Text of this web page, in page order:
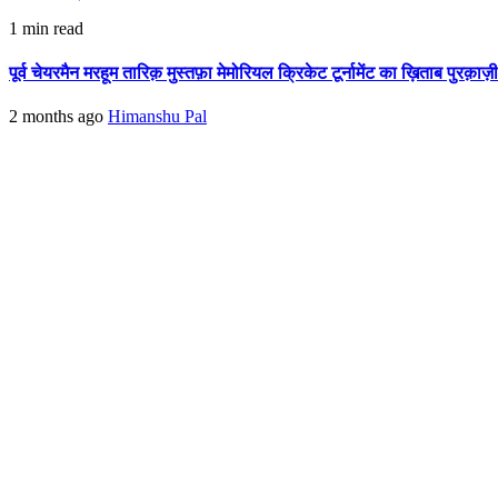
1 min read
पूर्व चेयरमैन मरहूम तारिक़ मुस्तफ़ा मेमोरियल क्रिकेट टूर्नामेंट का ख़िताब
2 months ago Himanshu Pal